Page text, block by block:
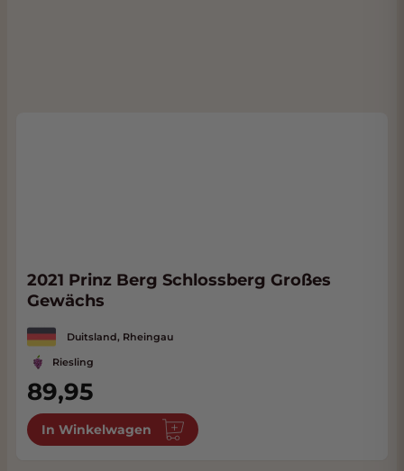
2021 Prinz Berg Schlossberg Großes
Gewächs
Duitsland, Rheingau
Riesling
89,95
In Winkelwagen